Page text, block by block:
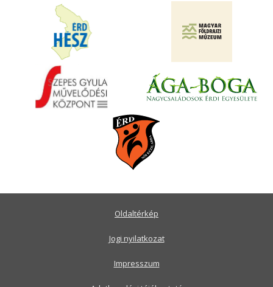
Oldaltérkép
Jogi nyilatkozat
Impresszum